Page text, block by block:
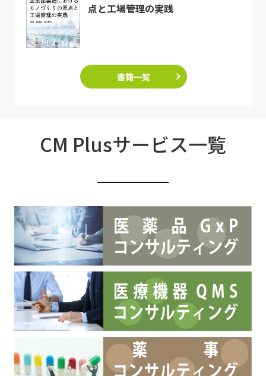
点と工場管理の実践
書籍一覧
CM Plusサービス一覧